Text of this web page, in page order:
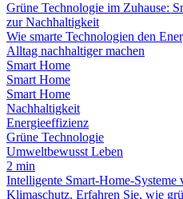
Grüne Technologie im Zuhause:
zur Nachhaltigkeit
Wie smarte Technologien den
Alltag nachhaltiger machen
Smart Home
Smart Home
Smart Home
Nachhaltigkeit
Energieeffizienz
Grüne Technologie
Umweltbewusst Leben
2 min
Intelligente Smart-Home-
Klimaschutz. Erfahren Sie, wie